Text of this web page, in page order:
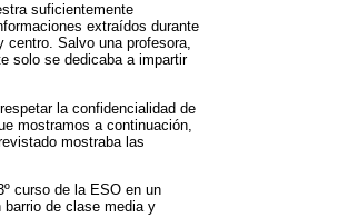
suficientemente
extraídos durante
centro. Salvo una profesora,
solo se dedicaba a impartir
la confidencialidad de
mostramos a continuación,
mostraba las
curso de la ESO en un
barrio de clase media y